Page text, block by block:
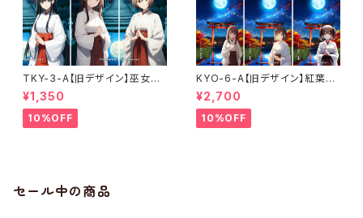
TKY-3-A【旧デザイン】巫女ス
テッカー3枚セットA（かえで・さ
くら・みずき）〈月夜祈願〉（利用コ
ード3ヶ月付き）
¥1,350
10%OFF
KYO-6-A【旧デザイン】紅葉コ
ンプリートセット〈湖面＋神社ve
r.〉（利用コード6ヶ月付き）
¥2,700
10%OFF
セール中の商品